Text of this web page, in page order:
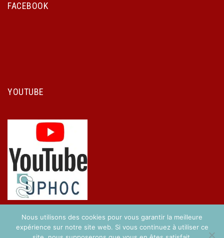
FACEBOOK
YOUTUBE
Nous utilisons des cookies pour vous garantir la meilleure
expérience sur notre site web. Si vous continuez à utiliser ce